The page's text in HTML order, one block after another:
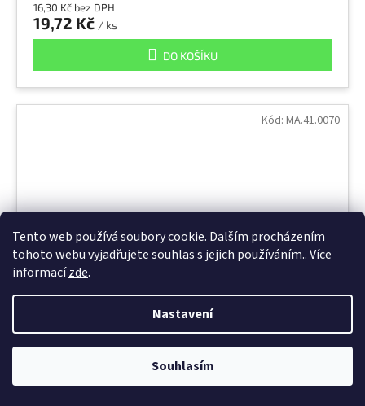
Tento web používá soubory cookie. Dalším procházením
tohoto webu vyjadřujete souhlas s jejich používáním.. Více
informacízde.
Nastavení
Souhlasím
16,30 Kč bez DPH
19,72 Kč / ks
DO KOŠÍKU
61.70 Super, trapézová čepel
Kód: MA.41.0070